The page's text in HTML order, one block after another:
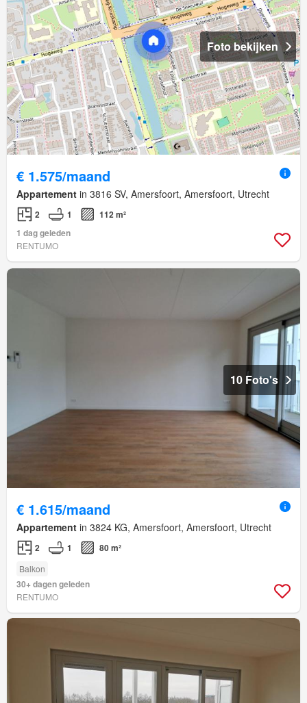
Foto bekijken
€ 1.575/maand
Appartement in 3816 SV, Amersfoort, Amersfoort, Utrecht
2 1
112 m²
1 dag geleden
RENTUMO
10 Foto's
€ 1.615/maand
Appartement in 3824 KG, Amersfoort, Amersfoort, Utrecht
2 1 80 m²
Balkon
30+ dagen geleden
RENTUMO